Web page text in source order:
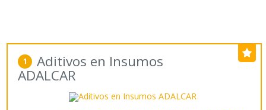
1 Aditivos en Insumos
ADALCAR